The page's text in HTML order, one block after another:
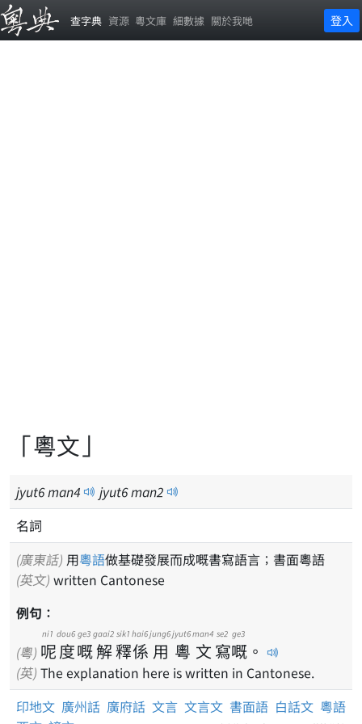
查字典 資源 粵文庫 細數據 關於我哋 登入
「粵文」
jyut6man4 jyut6man2
名詞
(廣東話) 用粵語做基礎發展而成嘅書寫語言；書面粵語
(英文) written Cantonese
例句：
(粵) 呢
ni1
度
dou6
嘅
ge3
解
gaai2
釋
sik1
係
hai6
用
jung6
粵
jyut6
文
man4
寫
se2
嘅
ge3
。
(英) The explanation here is written in Cantonese.
印地文 廣州話 廣府話 文言 文言文 書面語 白話文 粵語